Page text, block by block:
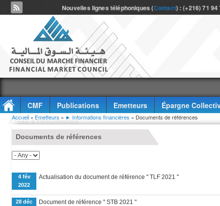
Nouvelles lignes téléphoniques (Contact) : (+216) 71
CMF Publications Emetteurs
Épargne
Accès à l'information
Vous êtes ici
Accueil » Emetteurs » ► Informations financières » Documents de références
Documents de références
4 fév
2022
Actualisation du document de référence " TLF 2021 "
28 déc
Document de référence " STB 2021 "